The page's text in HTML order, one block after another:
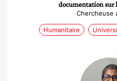
documentation sur
Chercheuse
Humanitaire